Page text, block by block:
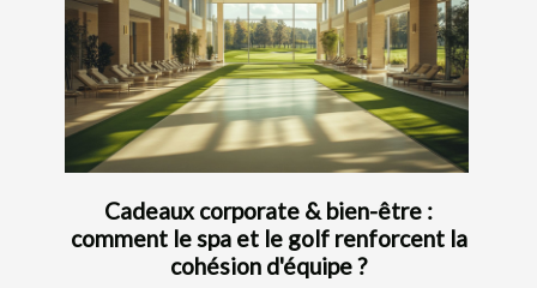
Cadeaux corporate & bien-être :
comment le spa et le golf renforcent la
cohésion d'équipe ?